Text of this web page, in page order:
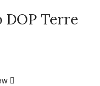
DOP Terre